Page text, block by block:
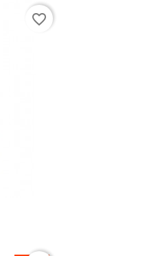
favorite_border